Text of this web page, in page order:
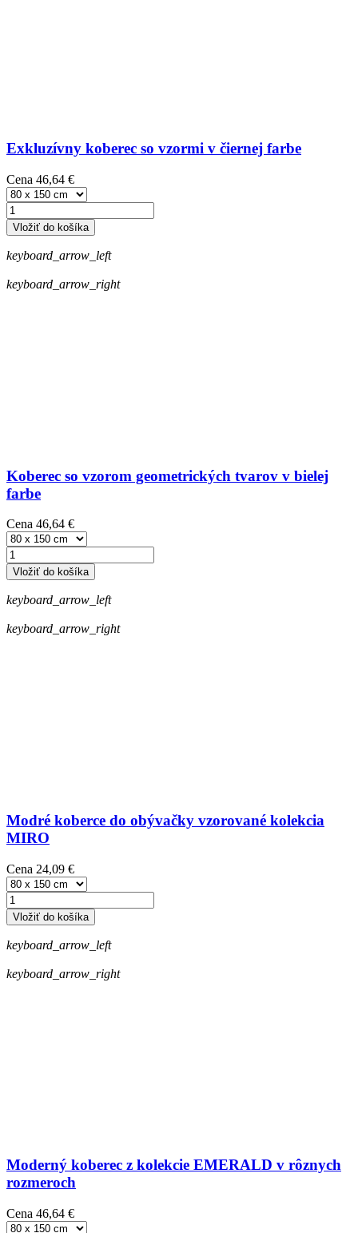
Exkluzívny koberec so vzormi v čiernej farbe
Cena 46,64 €
Vložiť do košíka
keyboard_arrow_left
keyboard_arrow_right
Koberec so vzorom geometrických tvarov v bielej
farbe
Cena 46,64 €
Vložiť do košíka
keyboard_arrow_left
keyboard_arrow_right
Modré koberce do obývačky vzorované kolekcia
MIRO
Cena 24,09 €
Vložiť do košíka
keyboard_arrow_left
keyboard_arrow_right
Moderný koberec z kolekcie EMERALD v rôznych
rozmeroch
Cena 46,64 €